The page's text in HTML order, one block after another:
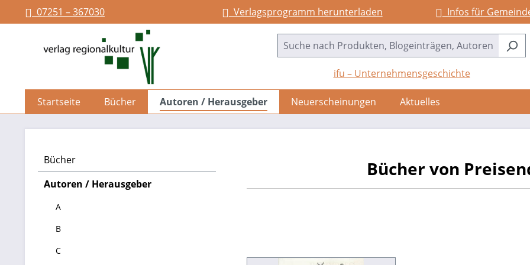
Zur Hauptnavigation springen
07251 – 367030 Verlagsprogramm herunterladen Infos für
ifu – Unternehmensgeschichte
Startseite Bücher Autoren / Herausgeber Neuerscheinungen Aktuelles
Bücher
Autoren / Herausgeber
A
B
C
Bücher von